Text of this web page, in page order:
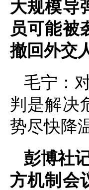
大规模导
员可能被
撤回外交
毛宁：
判是解决
势尽快降
彭博社
方机制会